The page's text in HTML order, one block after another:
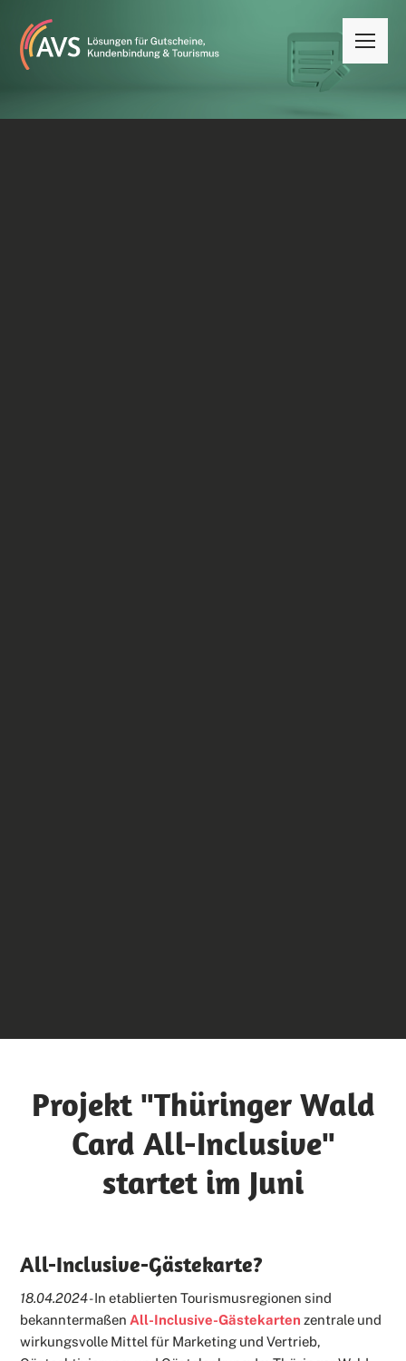
Projekt "Thüringer Wald
Card All-Inclusive"
startet im Juni
All-Inclusive-Gästekarte?
18.04.2024 -In etablierten Tourismusregionen sind
bekanntermaßen All-Inclusive-Gästekarten zentrale und
wirkungsvolle Mittel für Marketing und Vertrieb,